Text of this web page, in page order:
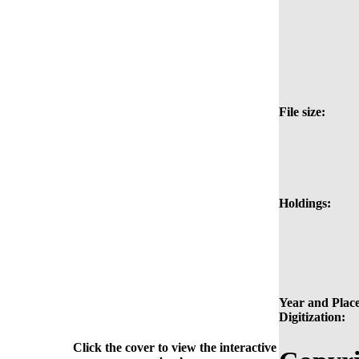
File size:
Holdings:
Year and
Digitization:
Click the cover to view the interactive